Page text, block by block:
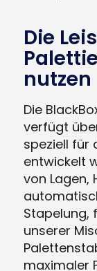
Die
nutzen
Die
verfügt
speziell für
entwickelt
von Lagen,
Stapelung,
unserer
maximaler